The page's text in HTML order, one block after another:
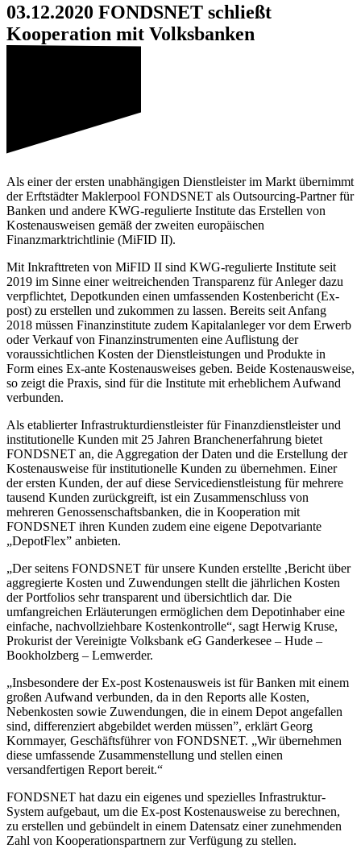
03.12.2020 FONDSNET schließt
Kooperation mit Volksbanken
Als einer der ersten unabhängigen Dienstleister im Markt übernimmt
der Erftstädter Maklerpool FONDSNET als Outsourcing-Partner für
Banken und andere KWG-regulierte Institute das Erstellen von
Kostenausweisen gemäß der zweiten europäischen
Finanzmarktrichtlinie (MiFID II).
Mit Inkrafttreten von MiFID II sind KWG-regulierte Institute seit
2019 im Sinne einer weitreichenden Transparenz für Anleger dazu
verpflichtet, Depotkunden einen umfassenden Kostenbericht (Ex-
post) zu erstellen und zukommen zu lassen. Bereits seit Anfang
2018 müssen Finanzinstitute zudem Kapitalanleger vor dem Erwerb
oder Verkauf von Finanzinstrumenten eine Auflistung der
voraussichtlichen Kosten der Dienstleistungen und Produkte in
Form eines Ex-ante Kostenausweises geben. Beide Kostenausweise,
so zeigt die Praxis, sind für die Institute mit erheblichem Aufwand
verbunden.
Als etablierter Infrastrukturdienstleister für Finanzdienstleister und
institutionelle Kunden mit 25 Jahren Branchenerfahrung bietet
FONDSNET an, die Aggregation der Daten und die Erstellung der
Kostenausweise für institutionelle Kunden zu übernehmen. Einer
der ersten Kunden, der auf diese Servicedienstleistung für mehrere
tausend Kunden zurückgreift, ist ein Zusammenschluss von
mehreren Genossenschaftsbanken, die in Kooperation mit
FONDSNET ihren Kunden zudem eine eigene Depotvariante
„DepotFlex” anbieten.
„Der seitens FONDSNET für unsere Kunden erstellte ,Bericht über
aggregierte Kosten und Zuwendungen stellt die jährlichen Kosten
der Portfolios sehr transparent und übersichtlich dar. Die
umfangreichen Erläuterungen ermöglichen dem Depotinhaber eine
einfache, nachvollziehbare Kostenkontrolle“, sagt Herwig Kruse,
Prokurist der Vereinigte Volksbank eG Ganderkesee – Hude –
Bookholzberg – Lemwerder.
„Insbesondere der Ex-post Kostenausweis ist für Banken mit einem
großen Aufwand verbunden, da in den Reports alle Kosten,
Nebenkosten sowie Zuwendungen, die in einem Depot angefallen
sind, differenziert abgebildet werden müssen”, erklärt Georg
Kornmayer, Geschäftsführer von FONDSNET. „Wir übernehmen
diese umfassende Zusammenstellung und stellen einen
versandfertigen Report bereit.“
FONDSNET hat dazu ein eigenes und spezielles Infrastruktur-
System aufgebaut, um die Ex-post Kostenausweise zu berechnen,
zu erstellen und gebündelt in einem Datensatz einer zunehmenden
Zahl von Kooperationspartnern zur Verfügung zu stellen.